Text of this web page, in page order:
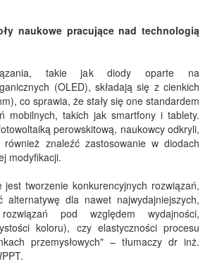
naukowe pracujące nad technologią
takie jak diody oparte na
(OLED), składają się z cienkich
co sprawia, że stały się one standardem
mobilnych, takich jak smartfony i tablety.
perowskitową, naukowcy odkryli,
znaleźć zastosowanie w diodach
modyfikacji.
jest tworzenie konkurencyjnych rozwiązań,
alternatywę dla nawet najwydajniejszych,
pod względem wydajności,
koloru), czy elastyczności procesu
przemysłowych" – tłumaczy dr inż.